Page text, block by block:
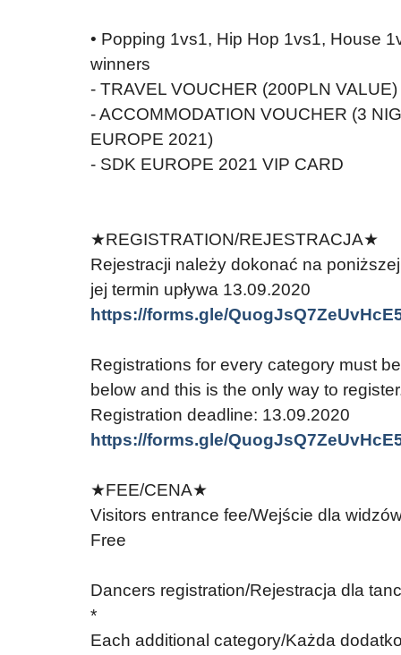
• Popping 1vs1, Hip Hop 1vs1, House
winners
- TRAVEL VOUCHER (200PLN VALUE)
- ACCOMMODATION VOUCHER (3
EUROPE 2021)
- SDK EUROPE 2021 VIP CARD
★REGISTRATION/REJESTRACJA★
Rejestracji należy dokonać na
jej termin upływa 13.09.2020
https://forms.gle/
Registrations for every category must
below and this is the only way to
Registration deadline: 13.09.2020
https://forms.gle/
★FEE/CENA★
Visitors entrance fee/Wejście dla
Free
Dancers registration/Rejestracja dla
*
Each additional category/Każda